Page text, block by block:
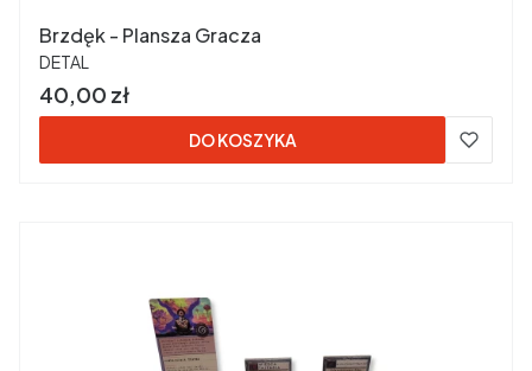
Brzdęk - Plansza Gracza
PRODUCENT
DETAL
Cena
40,00 zł
DO KOSZYKA